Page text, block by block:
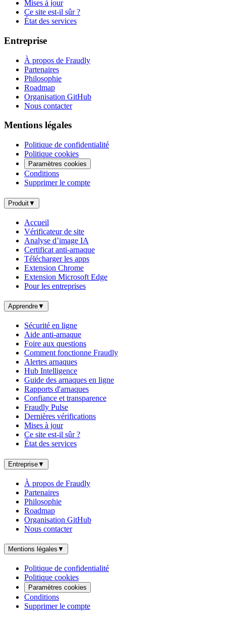
Mises à jour
Ce site est-il sûr ?
État des services
Entreprise
À propos de Fraudly
Partenaires
Philosophie
Roadmap
Organisation GitHub
Nous contacter
Mentions légales
Politique de confidentialité
Politique cookies
Paramètres cookies
Conditions
Supprimer le compte
Produit▼
Accueil
Vérificateur de site
Analyse d’image IA
Certificat anti-arnaque
Télécharger les apps
Extension Chrome
Extension Microsoft Edge
Pour les entreprises
Apprendre▼
Sécurité en ligne
Aide anti-arnaque
Foire aux questions
Comment fonctionne Fraudly
Alertes arnaques
Hub Intelligence
Guide des arnaques en ligne
Rapports d'arnaques
Confiance et transparence
Fraudly Pulse
Dernières vérifications
Mises à jour
Ce site est-il sûr ?
État des services
Entreprise▼
À propos de Fraudly
Partenaires
Philosophie
Roadmap
Organisation GitHub
Nous contacter
Mentions légales ▼
Politique de confidentialité
Politique cookies
Paramètres cookies
Conditions
Supprimer le compte